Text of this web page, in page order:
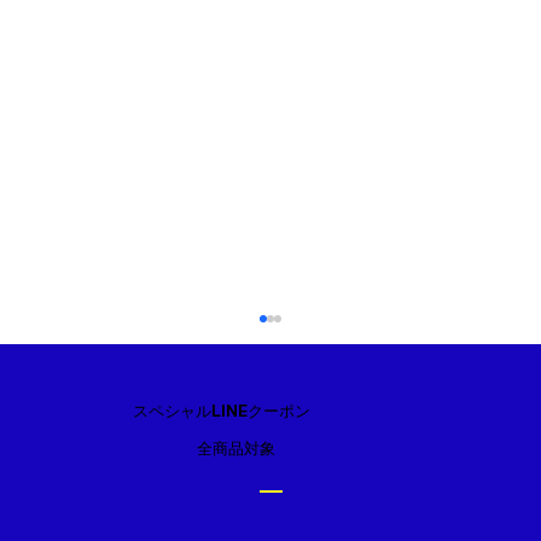
2口コンロ【Paloma】
全商品対象
スペシャルLINEクーポン